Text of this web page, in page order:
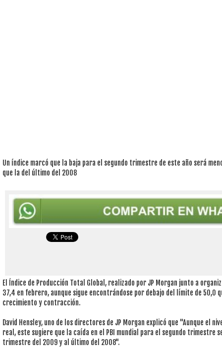
Un índice marcó que la baja para el segundo trimestre de este año será
que la del último del 2008
El Índice de Producción Total Global, realizado por JP Morgan junto a
37,4 en febrero, aunque sigue encontrándose por debajo del límite de 50,0
crecimiento y contracción.
David Hensley, uno de los directores de JP Morgan explicó que "Aunque el
real, este sugiere que la caída en el PBI mundial para el segundo trimestre
trimestre del 2009 y al último del 2008".